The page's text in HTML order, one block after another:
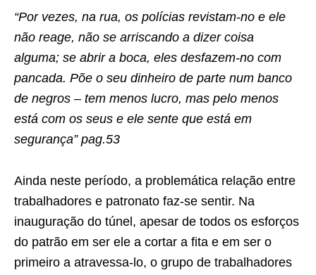
“Por vezes, na rua, os polícias revistam-no e ele
não reage, não se arriscando a dizer coisa
alguma; se abrir a boca, eles desfazem-no com
pancada. Põe o seu dinheiro de parte num banco
de negros – tem menos lucro, mas pelo menos
está com os seus e ele sente que está em
segurança” pag.53
Ainda neste período, a problemática relação entre
trabalhadores e patronato faz-se sentir. Na
inauguração do túnel, apesar de todos os esforços
do patrão em ser ele a cortar a fita e em ser o
primeiro a atravessa-lo, o grupo de trabalhadores